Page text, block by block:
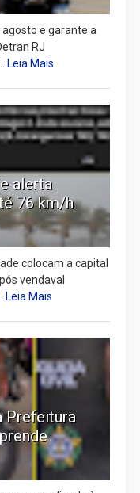
agosto e garante a
RJ
Leia Mais
alerta
76 km/h
colocam a capital
vendaval
Leia Mais
Prefeitura